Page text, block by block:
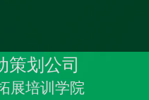
策划公司
展培训学院